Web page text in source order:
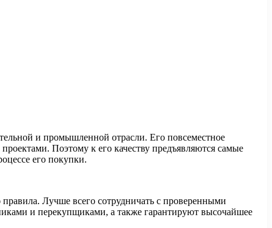
и промышленной отрасли. Его повсеместное
Поэтому к его качеству предъявляются самые
его покупки.
Лучше всего сотрудничать с проверенными
и перекупщиками, а также гарантируют высочайшее